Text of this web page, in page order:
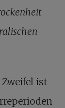
ist